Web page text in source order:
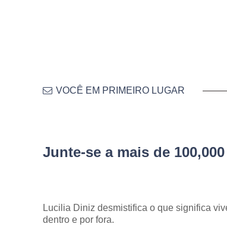
VOCÊ EM PRIMEIRO LUGAR
Junte-se a mais de
Lucilia Diniz desmistifica o que significa
dentro e por fora.